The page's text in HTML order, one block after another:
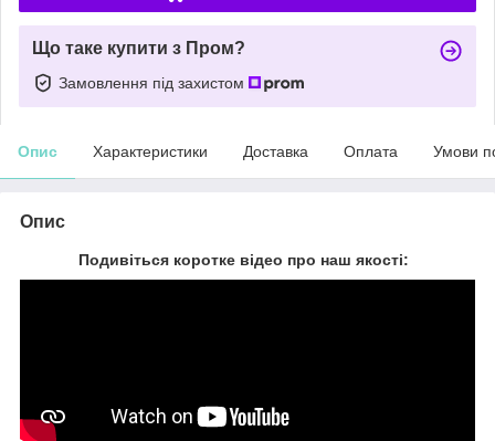
Що таке купити з Пром?
Замовлення під захистом
Опис Характеристики Доставка Оплата Умови
Опис
Подивіться коротке відео про наш якості: